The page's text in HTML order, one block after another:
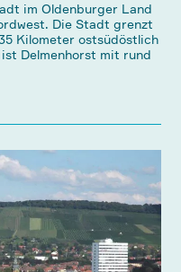
im Oldenburger Land
Die Stadt grenzt
Kilometer ostsüdöstlich
Delmenhorst mit rund